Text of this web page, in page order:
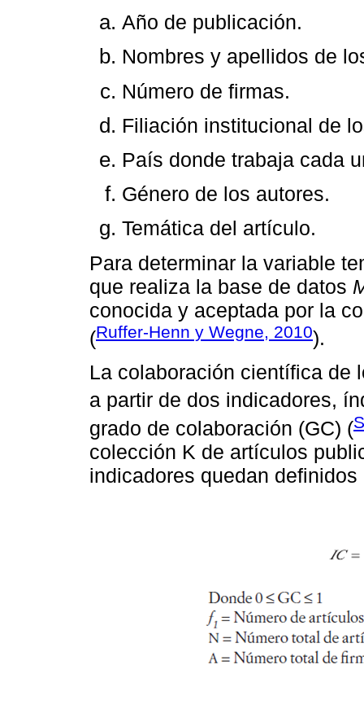
Año de publicación.
Nombres y apellidos de
Número de ﬁrmas.
Filiación institucional de
País donde trabaja cada
Género de los autores.
Temática del artículo.
Para determinar la variable
que realiza la base de datos
conocida y aceptada por la
(Ruffer-Henn y Wegne, 2010).
La colaboración cientíﬁca de
a partir de dos indicadores,
grado de colaboración (GC) (
colección K de artículos
indicadores quedan deﬁnidos